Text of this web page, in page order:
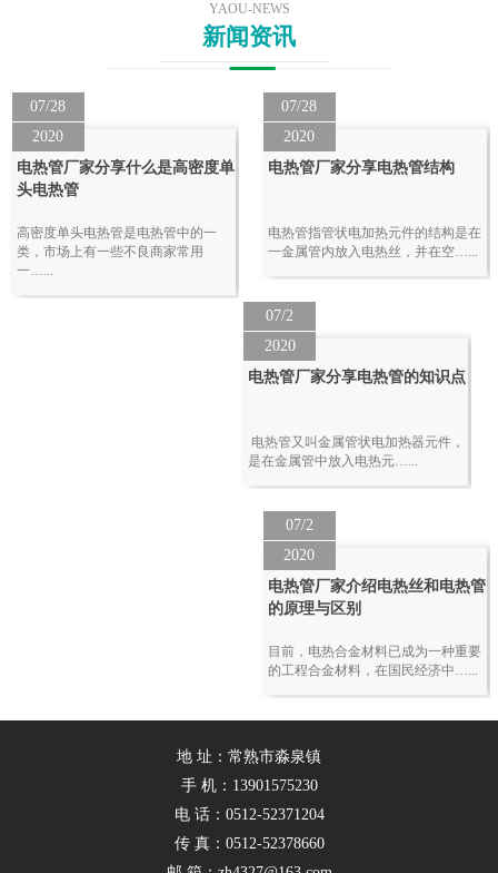
YAOU-NEWS
新闻资讯
07/28
2020
电热管厂家分享什么是高密度单
头电热管
高密度单头电热管是电热管中的一
类，市场上有一些不良商家常用
一…...
07/28
2020
电热管厂家分享电热管结构
电热管指管状电加热元件的结构是在
一金属管内放入电热丝，并在空…...
07/2
2020
电热管厂家分享电热管的知识点
电热管又叫金属管状电加热器元件，
是在金属管中放入电热元…...
07/2
2020
电热管厂家介绍电热丝和电热管
的原理与区别
目前，电热合金材料已成为一种重要
的工程合金材料，在国民经济中…...
地 址：常熟市淼泉镇
手 机：13901575230
电 话：0512-52371204
传 真：0512-52378660